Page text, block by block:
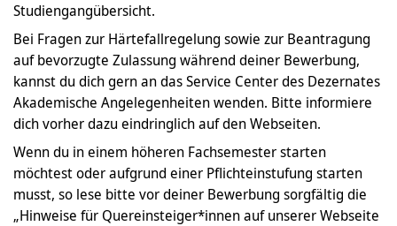
Studiengangübersicht.
Bei Fragen zur Härtefallregelung sowie zur Beantragung
auf bevorzugte Zulassung während deiner Bewerbung,
kannst du dich gern an das Service Center des Dezernates
Akademische Angelegenheiten wenden. Bitte informiere
dich vorher dazu eindringlich auf den Webseiten.
Wenn du in einem höheren Fachsemester starten
möchtest oder aufgrund einer Pflichteinstufung starten
musst, so lese bitte vor deiner Bewerbung sorgfältig die
„Hinweise für Quereinsteiger*innen auf unserer Webseite